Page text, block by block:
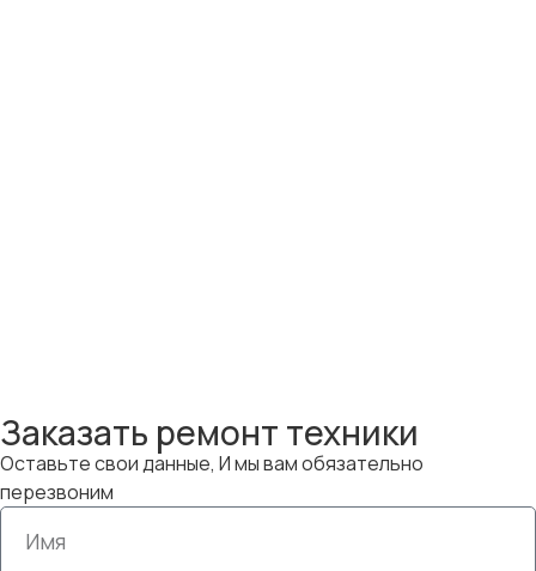
Заказать ремонт техники
Оставьте свои данные, И мы вам обязательно
перезвоним